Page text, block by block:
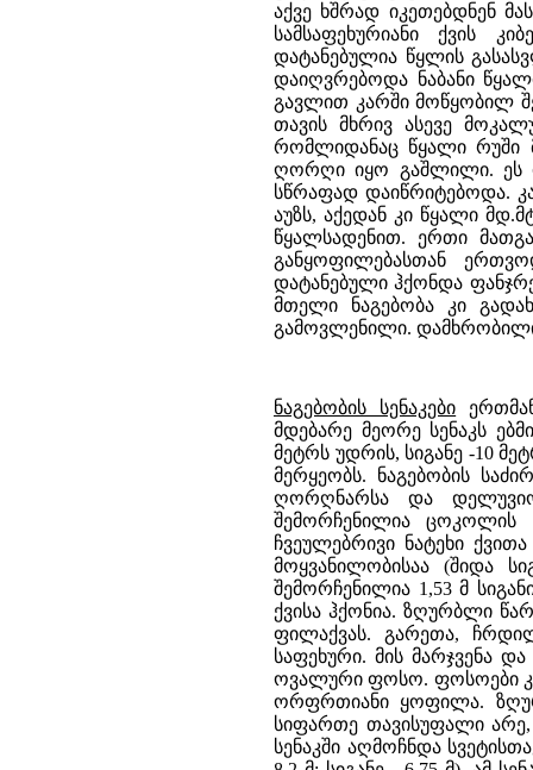
აქვე ხშრად იკეთებდნენ
სამსაფეხურიანი ქვის
დატანებულია წყლის
დაიღვრებოდა ნაბანი
გავლით კარში მოწყობილ
თავის მხრივ ასევე
რომლიდანაც წყალი რუში
ღორღი იყო გაშლილი. ეს
სწრაფად დაიწრიტებოდა.
აუზს, აქედან კი წყალი
წყალსადენით. ერთი
განყოფილებასთან
დატანებული ჰქონდა
მთელი ნაგებობა კი
გამოვლენილი.
ნაგებობის სენაკები
მდებარე მეორე სენაკს
მეტრს უდრის, სიგანე -10
მერყეობს. ნაგებობის
ღორღნარსა და
შემორჩენილია ცოკოლის
ჩვეულებრივი ნატეხი
მოყვანილობისაა (შიდა
შემორჩენილია 1,53 მ
ქვისა ჰქონია. ზღურბლი
ფილაქვას. გარეთა,
საფეხური. მის მარჯვენა
ოვალური ფოსო. ფოსოები
ორფრთიანი ყოფილა.
სიფართე თავისუფალი
სენაკში აღმოჩნდა